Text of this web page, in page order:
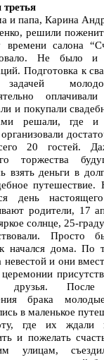
и папа, Карина
решили
салона
Не было и
Подготовка к
задачей
и покупали
решали, где и
20 гостей.
торжества
взять деньги в
путешествие.
день
родители, 17
солнце, 25-
Просто
начался дома. По
невестой и они
друзья. После
брака
в маленькое
где их ждали
и пожелать
улицам,